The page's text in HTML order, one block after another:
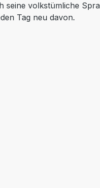
seine volkstümliche
Tag neu davon.